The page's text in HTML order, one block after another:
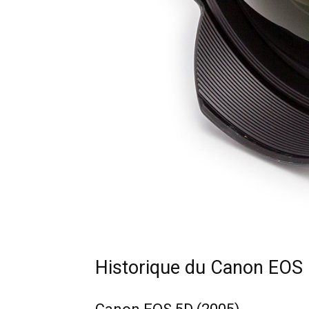
Historique du Canon EOS